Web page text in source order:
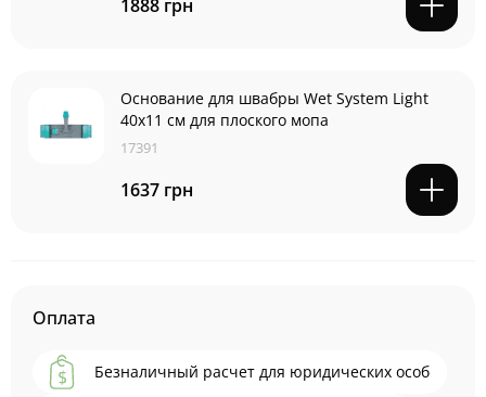
1888 грн
Основание для швабры Wet System Light
40x11 см для плоского мопа
17391
1637 грн
Оплата
Безналичный расчет для юридических особ